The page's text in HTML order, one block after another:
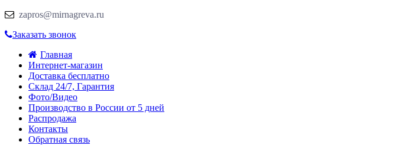
zapros@mirnagreva.ru
Заказать звонок
Главная
Интернет-магазин
Доставка бесплатно
Склад 24/7, Гарантия
Фото/Видео
Производство в России от 5 дней
Распродажа
Контакты
Обратная связь